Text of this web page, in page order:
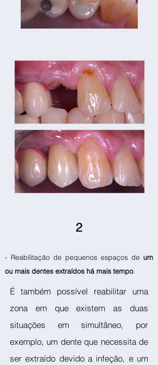
2
- Reabilitação de pequenos espaços de um
ou mais dentes extraídos há mais tempo.
É também possível reabilitar uma
zona em que existem as duas
situações em simultâneo, por
exemplo, um dente que necessita de
ser extraído devido a infeção, e um